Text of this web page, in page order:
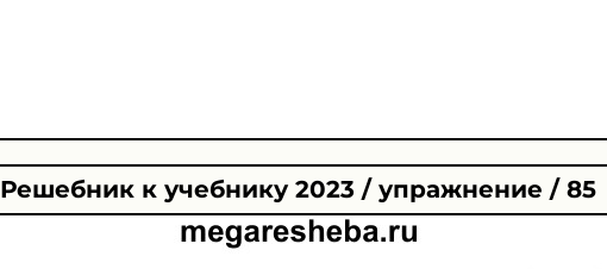
Решебник к учебнику 2023 / упражнение / 85